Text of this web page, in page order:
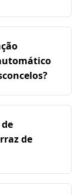
de